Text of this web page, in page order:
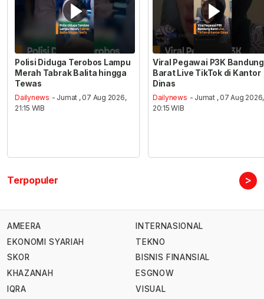
Polisi Diduga Terobos Lampu
Merah Tabrak Balita hingga
Tewas
Dailynews - Jumat , 07 Aug 2026,
21:15 WIB
Viral Pegawai P3K Bandung
Barat Live TikTok di Kantor
Dinas
Dailynews - Jumat , 07 Aug 2026,
20:15 WIB
Terpopuler >
AMEERA
EKONOMI SYARIAH
SKOR
KHAZANAH
IQRA
INTERNASIONAL
TEKNO
BISNIS FINANSIAL
ESGNOW
VISUAL